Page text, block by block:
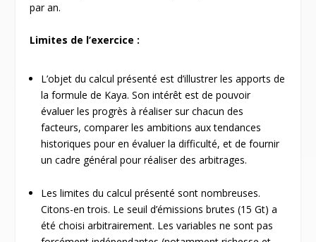
par an.
Limites de l’exercice :
L’objet du calcul présenté est d’illustrer les apports de
la formule de Kaya. Son intérêt est de pouvoir
évaluer les progrès à réaliser sur chacun des
facteurs, comparer les ambitions aux tendances
historiques pour en évaluer la difficulté, et de fournir
un cadre général pour réaliser des arbitrages.
Les limites du calcul présenté sont nombreuses.
Citons-en trois. Le seuil d’émissions brutes (15 Gt) a
été choisi arbitrairement. Les variables ne sont pas